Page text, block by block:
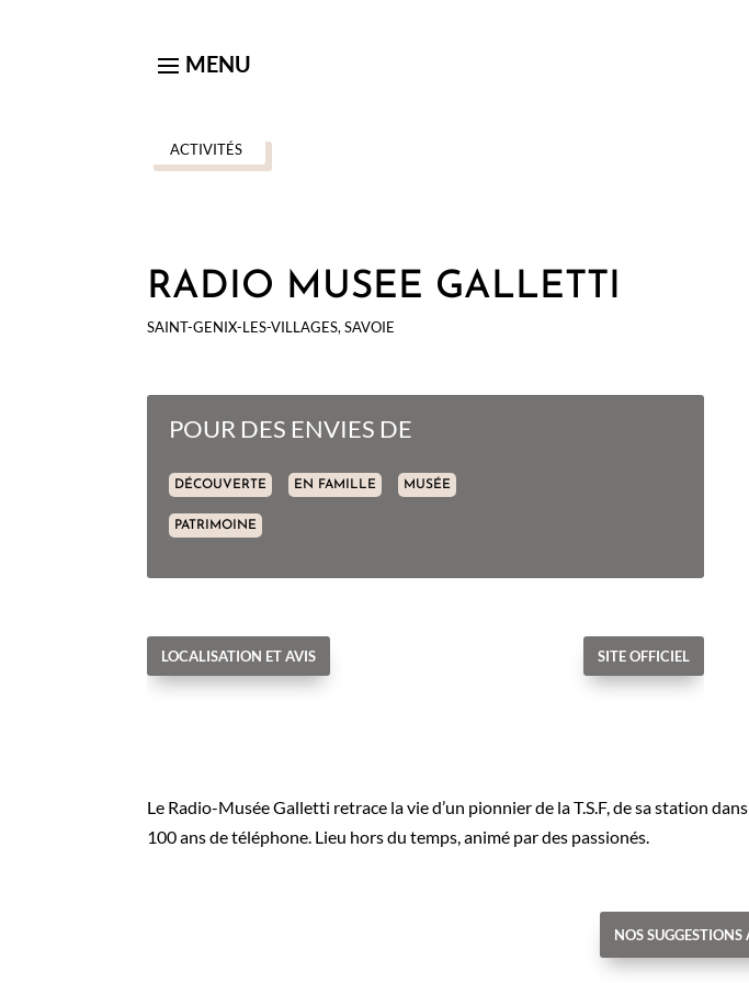
ACTIVITÉS
RADIO MUSEE GALLETTI
SAINT-GENIX-LES-VILLAGES, SAVOIE
POUR DES ENVIES DE
DÉCOUVERTE EN FAMILLE MUSÉE
PATRIMOINE
LOCALISATION ET AVIS SITE OFFICIEL
Le Radio-Musée Galletti retrace la vie d’un pionnier de la T.S.F, de sa station
100 ans de téléphone. Lieu hors du temps, animé par des passionés.
NOS